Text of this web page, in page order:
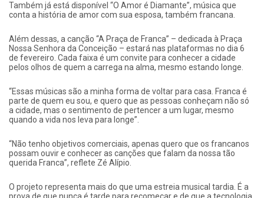
Também já está disponível “O Amor é Diamante”, música que
conta a história de amor com sua esposa, também francana.
Além dessas, a canção “A Praça de Franca” – dedicada à Praça
Nossa Senhora da Conceição – estará nas plataformas no dia 6
de fevereiro. Cada faixa é um convite para conhecer a cidade
pelos olhos de quem a carrega na alma, mesmo estando longe.
“Essas músicas são a minha forma de voltar para casa. Franca é
parte de quem eu sou, e quero que as pessoas conheçam não só
a cidade, mas o sentimento de pertencer a um lugar, mesmo
quando a vida nos leva para longe”.
“Não tenho objetivos comerciais, apenas quero que os francanos
possam ouvir e conhecer as canções que falam da nossa tão
querida Franca”, reflete Zé Alípio.
O projeto representa mais do que uma estreia musical tardia. É a